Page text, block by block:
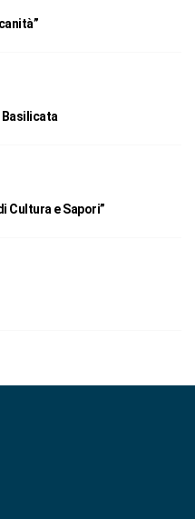
Basilicata
Cultura e Sapori”